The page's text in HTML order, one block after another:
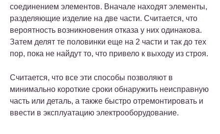
соединением элементов. Вначале находят элементы,
разделяющие изделие на две части. Считается, что
вероятность возникновения отказа у них одинакова.
Затем делят те половинки еще на 2 части и так до тех
пор, пока не найдут то, что привело к выходу из строя.
Считается, что все эти способы позволяют в
минимально короткие сроки обнаружить неисправную
часть или деталь, а также быстро отремонтировать и
ввести в эксплуатацию электрооборудование.